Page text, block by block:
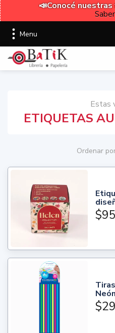
📣Conocé
Menu
Estas
ETIQUETAS
Ordenar